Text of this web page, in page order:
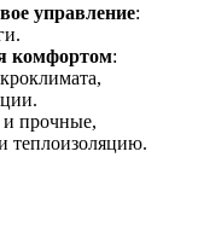
управление:
комфортом:
и прочные,
теплоизоляцию.